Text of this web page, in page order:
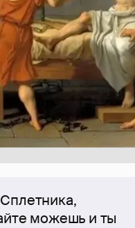
можешь и ты